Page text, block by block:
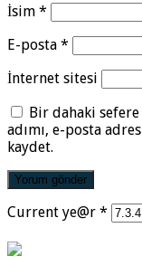
İsim *
E-posta *
İnternet sitesi
Bir dahaki
adımı, e-posta
kaydet.
Current ye@r *